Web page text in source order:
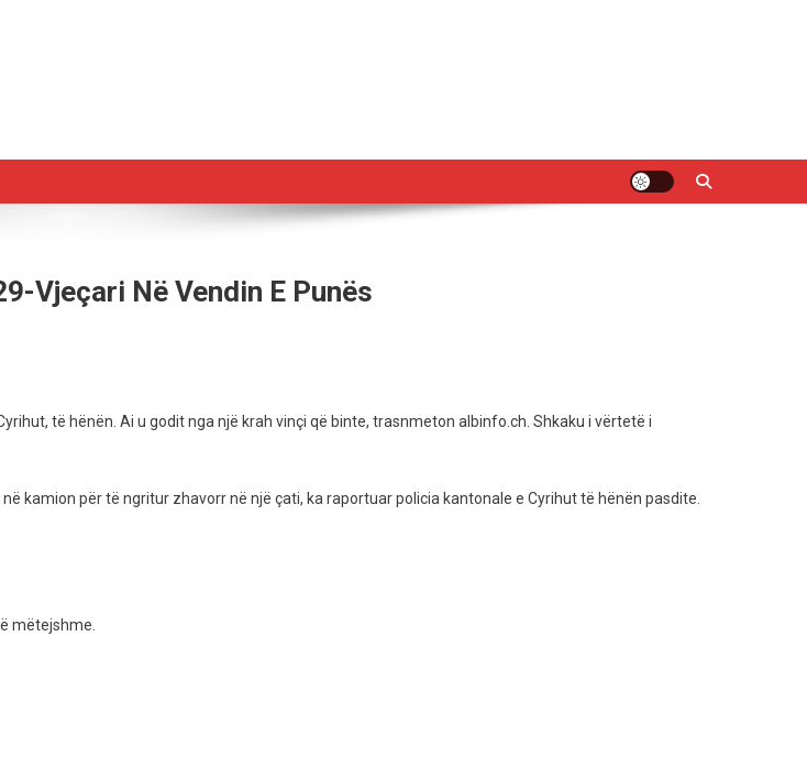
Vjeçari Në Vendin E Punës
të hënën. Ai u godit nga një krah vinçi që binte, trasnmeton albinfo.ch. Shkaku i vërtetë i
kamion për të ngritur zhavorr në një çati, ka raportuar policia kantonale e Cyrihut të hënën pasdite.
mëtejshme.